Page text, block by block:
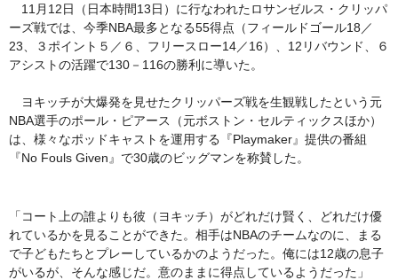
11月12日（日本時間13日）に行なわれたロサンゼルス・クリッパ
ーズ戦では、今季NBA最多となる55得点（フィールドゴール18／
23、３ポイント５／６、フリースロー14／16）、12リバウンド、６
アシストの活躍で130－116の勝利に導いた。
ヨキッチが大爆発を見せたクリッパーズ戦を生観戦したという元
NBA選手のポール・ピアース（元ボストン・セルティックスほか）
は、様々なポッドキャストを運用する『Playmaker』提供の番組
『No Fouls Given』で30歳のビッグマンを称賛した。
「コート上の誰よりも彼（ヨキッチ）がどれだけ賢く、どれだけ優
れているかを見ることができた。相手はNBAのチームなのに、まる
で子どもたちとプレーしているかのようだった。俺には12歳の息子
がいるが、そんな感じだ。意のままに得点しているようだった」